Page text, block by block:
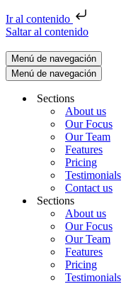
Ir al contenido
Saltar al contenido
Menú de navegación
Menú de navegación
Sections
About us
Our Focus
Our Team
Features
Pricing
Testimonials
Contact us
Sections
About us
Our Focus
Our Team
Features
Pricing
Testimonials